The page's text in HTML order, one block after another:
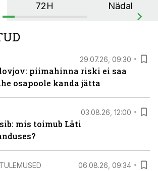
72H Nädal
29.07.26, 09:30
piimahinna riski ei saa
osapoole kanda jätta
03.08.26, 12:00
mis toimub Läti
06.08.26, 09:34